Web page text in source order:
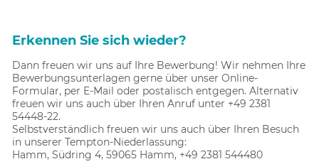
Erkennen Sie sich wieder?
Dann freuen wir uns auf Ihre Bewerbung! Wir nehmen Ihre
Bewerbungsunterlagen gerne über unser Online-
Formular, per E-Mail oder postalisch entgegen. Alternativ
freuen wir uns auch über Ihren Anruf unter +49 2381
54448-22.
Selbstverständlich freuen wir uns auch über Ihren Besuch
in unserer Tempton-Niederlassung:
Hamm, Südring 4, 59065 Hamm, +49 2381 544480